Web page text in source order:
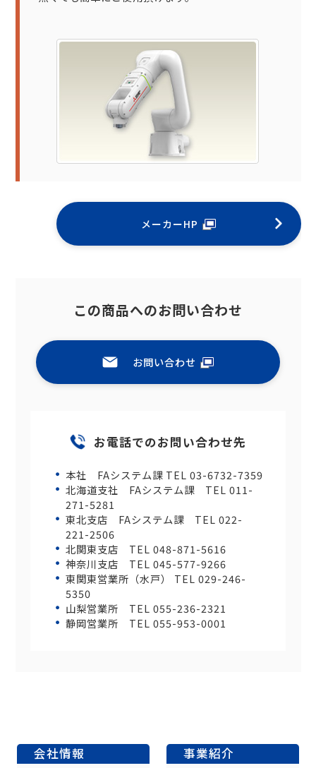
メーカーHP
この商品へのお問い合わせ
お問い合わせ
お電話でのお問い合わせ先
本社 FAシステム課 TEL 03-6732-7359
北海道支社 FAシステム課 TEL 011-
271-5281
東北支店 FAシステム課 TEL 022-
221-2506
北関東支店 TEL 048-871-5616
神奈川支店 TEL 045-577-9266
東関東営業所（水戸） TEL 029-246-
5350
山梨営業所 TEL 055-236-2321
静岡営業所 TEL 055-953-0001
会社情報 事業紹介